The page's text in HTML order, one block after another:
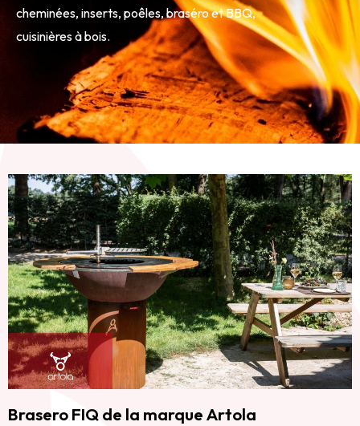
cheminées, inserts, poêles, braséro et BBQ,
cuisinières à bois.
Brasero FIQ de la marque Artola